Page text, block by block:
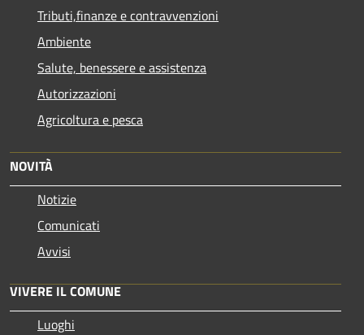
Tributi,finanze e contravvenzioni
Ambiente
Salute, benessere e assistenza
Autorizzazioni
Agricoltura e pesca
NOVITÀ
Notizie
Comunicati
Avvisi
VIVERE IL COMUNE
Luoghi